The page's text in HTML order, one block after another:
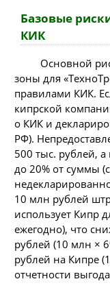
Базовые
КИК
Основной
зоны для
правилами КИК.
кипрской
о КИК и
РФ).
500 тыс. рублей,
до 20% от суммы
10 млн рублей
использует Кипр
ежегодно), что
рублей (10 млн ×
рублей на Кипре
отчетности